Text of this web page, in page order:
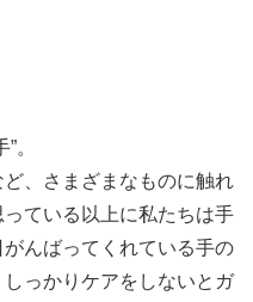
。
、さまざまなものに触れ
ている以上に私たちは手
んばってくれている手の
っかりケアをしないとガ